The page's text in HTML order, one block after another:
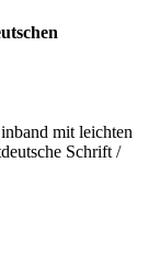
mit leichten
Schrift /